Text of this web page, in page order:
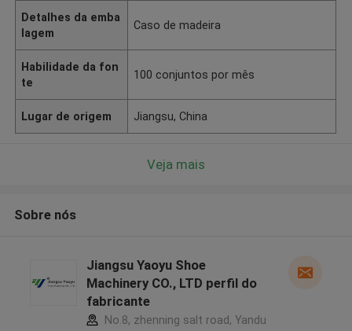
Detalhes da emba
lagem
Caso de madeira
Habilidade da fon
te
100 conjuntos por mês
Lugar de origem Jiangsu, China
Veja mais
Sobre nós
Jiangsu Yaoyu Shoe
Machinery CO., LTD perfil do
fabricante
No.8, zhenning salt road, Yandu